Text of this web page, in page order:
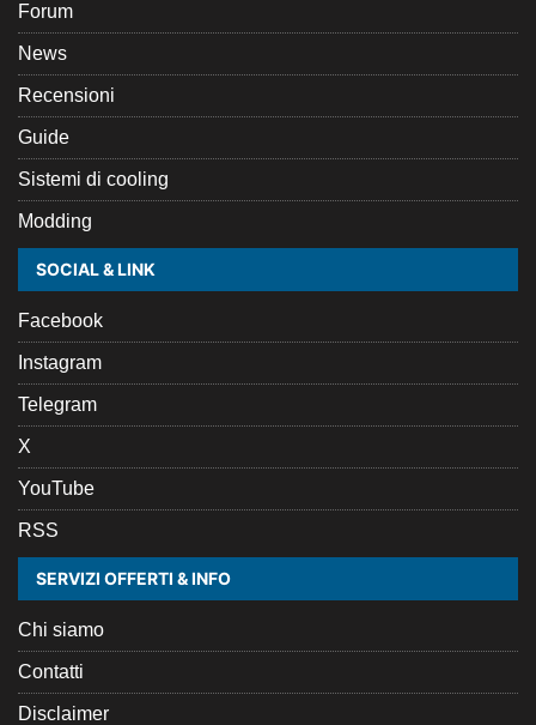
Forum
News
Recensioni
Guide
Sistemi di cooling
Modding
SOCIAL & LINK
Facebook
Instagram
Telegram
X
YouTube
RSS
SERVIZI OFFERTI & INFO
Chi siamo
Contatti
Disclaimer